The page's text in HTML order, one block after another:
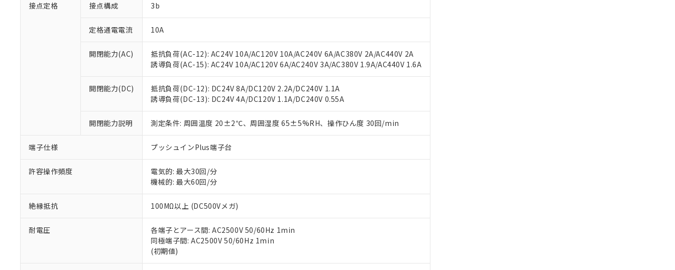
接点定格 接点構成 3b
定格通電電流 10A
開閉能力(AC)
抵抗負荷(AC-12): AC24V 10A/AC120V 10A/AC240V 6A/AC380V 2A/AC440V 2A
誘導負荷(AC-15): AC24V 10A/AC120V 6A/AC240V 3A/AC380V 1.9A/AC440V 1.6A
開閉能力(DC)
抵抗負荷(DC-12): DC24V 8A/DC120V 2.2A/DC240V 1.1A
誘導負荷(DC-13): DC24V 4A/DC120V 1.1A/DC240V 0.55A
開閉能力説明 測定条件: 周囲温度 20±2℃、周囲湿度 65±5%RH、操作ひん度 30回/min
端子仕様 プッシュインPlus端子台
許容操作頻度
電気的: 最大30回/分
機械的: 最大60回/分
絶縁抵抗 100MΩ以上 (DC500Vメガ)
耐電圧
各端子とアース間: AC2500V 50/60Hz 1min
同極端子間: AC2500V 50/60Hz 1min
(初期値)
以下の条件をお読みいただき、同意のうえご利用ください。
本サービスは、当社制御機器事業取扱商品の当社在庫状況および標準価格(税抜)を提供させていただ
くものです。
当社制御機器事業取扱商品の中には、本サービスの対象外となる商品もあることをご了承ください。
のであり、閲覧された時点での実際の在庫および標準価格とは異なる場合があることをご了承くださ
い。
正式な納期状況および標準価格はお客様のお取引先、またはお客様担当のオムロン制御機器販売店・
当社販売員にご相談ください。
オムロン制御機器販売店や当社販売拠点は「販売ネットワーク
」をご確認ください。
在庫状況および標準価格結果を当社の事前の承諾なく第三者に漏洩または開示しないようお願いしま
マイパーツ機能（部品リスト作成サービス）をご利用いただくには、I-Webメンバーズにご登録され
ている必要があります。
お客様が当ウェブサイト上で当社にご登録された部品リストについて、当社および当社の共同利用者
さい。
※当社の共同利用者とは、"個人情報の共同利用に関して"
の「1.共同利用者の範囲」に記載されて
いる法人を指します。
仕入先様の事情により、非含有部品としていたものが、含有品と判明した場合などやむを得ず変更すること
があります。
*EU RoHS指令（10物質）：
鉛(Pb) 1000ppm以下、 水銀(Hg) 1000ppm以下、 カドミウム(Cd) 100ppm以下、
六価クロム(Cr(Ⅵ)) 1000ppm以下、ポリ臭化ビフェニル類(PBB) 1000ppm以下、ポリ臭化ジフェニルエーテル類(PBDE) 1000ppm以下、
但し、RoHS指令で産業用監視および制御機器に対する適用除外項目は除く。
フタル酸エステル類の４物質については閾値を超える意図的な使用がないことを確認しています。
※2 対応予定月
部品在庫の切り替え状況などにより、予定月が前後することがあります。
※3 非含有証明書ダウンロード
下記の非含有証明書をダウンロードすることができます。
EU RoHS指令（10物質）の非含有証明書
51物質の非含有証明書（当社基準）
※本証明書は発行日時点で非含有を証明するもので、過去に遡って非含有を証明するものではありません。
また、RoHS指令のフタル酸エステル類４物質の対応では、対応完了までの期間は出荷製品に未対応品が
※1 中国RoHS○×表
「－」：未確認です。当社販売部門へお問い合わせください。
*中国RoHS10物質の基準値 (GB/T26572)：
Pb(鉛) :1000ppm、 Hg(水銀) : 1000ppm、 Cd(カドミウム) : 100ppm、
Cr(Ⅵ)(六価クロム) : 1000ppm、 PBBs(ポリ臭化ビフェニル類) : 1000ppm、 PBDEs(ポリ臭化ジフェニルエーテル類) : 1000ppm、
DBP(フタル酸ジブチル) : 1000ppm、 DIBP(フタル酸ジイソブチル) : 1000ppm、 BBP(フタル酸ブチルベンジル) : 1000ppm、
DEHP(フタル酸ビス(2-エチルヘキシル)) : 1000ppm
※2 環境保護使用期限
「ｅ」：有害物質（10物質）のすべてが基準値以下であることを示します。
「10」：通常の使用状況下において有害物質が外部に漏えいし、環境に深刻な影響を及ぼさない年数を意
味します。
当社は、これら貴社製品のうち、外国為替および外国貿易法に定める商品（以下｢規制貨物等」とい
う）を輸出または国外への提供する場合は、日本国政府の輸出許可(または役務取引許可)を取得する
当社は規制貨物を破棄する場合は、完全に破砕するなど、違法に輸出されないよう必要な手段を講じ
ます。
当社は貴社製品を、核兵器、ミサイル、化学兵器、生物兵器またはその他武器並びにこれらの製造装
当社は、貴社製品を第三者に販売する場合は、上記1、2および3の内容を当該第三者に通知します。
また当社は、販売先および販売に係わる関係者が違法に輸出するおそれがある場合は、取り引きをい
たしません。
記
号
説明
○ 一定数以上の在庫あり
△ 一定数には満たないが在庫あり
－
在庫なし(最新の在庫状況については、お客様のお取引先、またはお客様担当のオムロン制御
機器販売店・当社販売員にご確認ください)
空
白
受注生産機種、また在庫状況の情報を公開していない機種